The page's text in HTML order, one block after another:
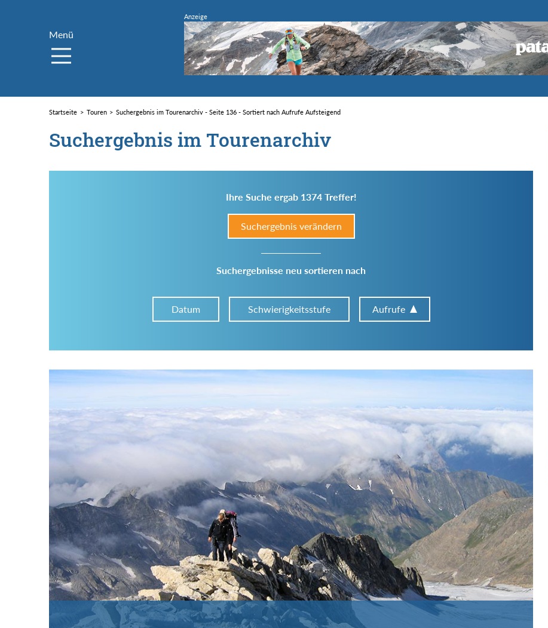
Menü
Startseite Touren Suchergebnis im Tourenarchiv - Seite 136 - Sortiert nach Aufrufe Aufsteigend
Suchergebnis im Tourenarchiv
Ihre Suche ergab 1374 Treffer!
Suchergebnis verändern
Suchergebnisse neu sortieren nach
Datum Schwierigkeitsstufe Aufrufe
Land:
Gebirge:
Schwierigkeitsgrad:
von
bis
Kondition (Tourdauer):
von
bis
Suchbegriff: